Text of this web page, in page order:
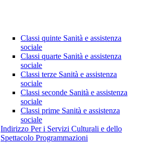
Classi quinte Sanità e assistenza
sociale
Classi quarte Sanità e assistenza
sociale
Classi terze Sanità e assistenza
sociale
Classi seconde Sanità e assistenza
sociale
Classi prime Sanità e assistenza
sociale
Indirizzo Per i Servizi Culturali e dello
Spettacolo Programmazioni